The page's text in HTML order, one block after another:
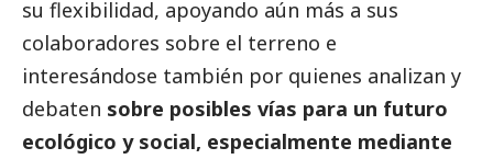
su flexibilidad, apoyando aún más a sus
colaboradores sobre el terreno e
interesándose también por quienes analizan y
debaten sobre posibles vías para un futuro
ecológico y social, especialmente mediante